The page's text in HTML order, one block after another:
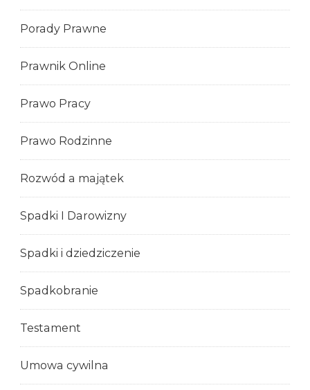
Porady Prawne
Prawnik Online
Prawo Pracy
Prawo Rodzinne
Rozwód a majątek
Spadki I Darowizny
Spadki i dziedziczenie
Spadkobranie
Testament
Umowa cywilna